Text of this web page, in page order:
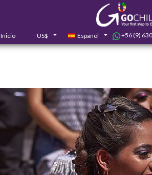
Inicio US$ Español +56 (9)